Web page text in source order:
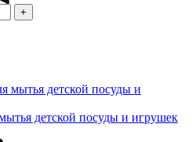
+
детской посуды и игрушек